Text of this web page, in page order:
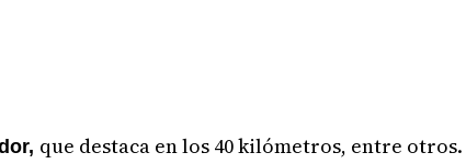
que destaca en los 40 kilómetros, entre otros.